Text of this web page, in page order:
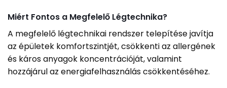
Miért Fontos a Megfelelő Légtechnika?
A megfelelő légtechnikai rendszer telepítése javítja
az épületek komfortszintjét, csökkenti az allergének
és káros anyagok koncentrációját, valamint
hozzájárul az energiafelhasználás csökkentéséhez.